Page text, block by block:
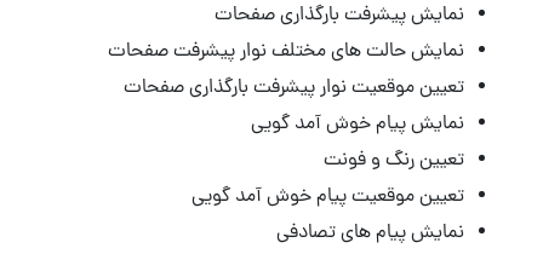
نمایش پیشرفت بارگذاری صفحات
نمایش حالت های مختلف نوار پیشرفت صفحات
تعیین موقعیت نوار پیشرفت بارگذاری صفحات
نمایش پیام خوش آمد گویی
تعیین رنگ و فونت
تعیین موقعیت پیام خوش آمد گویی
نمایش پیام های تصادفی